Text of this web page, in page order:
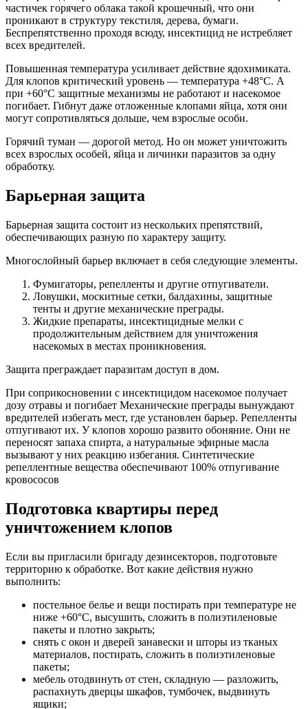
частичек горячего облака такой крошечный, что они
проникают в структуру текстиля, дерева, бумаги.
Беспрепятственно проходя всюду, инсектицид не истребляет
всех вредителей.
Повышенная температура усиливает действие ядохимиката.
Для клопов критический уровень — температура +48°С. А
при +60°С защитные механизмы не работают и насекомое
погибает. Гибнут даже отложенные клопами яйца, хотя они
могут сопротивляться дольше, чем взрослые особи.
Горячий туман — дорогой метод. Но он может уничтожить
всех взрослых особей, яйца и личинки паразитов за одну
обработку.
Барьерная защита
Барьерная защита состоит из нескольких препятствий,
обеспечивающих разную по характеру защиту.
Многослойный барьер включает в себя следующие элементы.
Фумигаторы, репелленты и другие отпугиватели.
Ловушки, москитные сетки, балдахины, защитные
тенты и другие механические преграды.
Жидкие препараты, инсектицидные мелки с
продолжительным действием для уничтожения
насекомых в местах проникновения.
Защита преграждает паразитам доступ в дом.
При соприкосновении с инсектицидом насекомое получает
дозу отравы и погибает Механические преграды вынуждают
вредителей избегать мест, где установлен барьер. Репелленты
отпугивают их. У клопов хорошо развито обоняние. Они не
переносят запаха спирта, а натуральные эфирные масла
вызывают у них реакцию избегания. Синтетические
репеллентные вещества обеспечивают 100% отпугивание
кровососов
Подготовка квартиры перед
уничтожением клопов
Если вы пригласили бригаду дезинсекторов, подготовьте
территорию к обработке. Вот какие действия нужно
выполнить:
постельное белье и вещи постирать при температуре не
ниже +60°С, высушить, сложить в полиэтиленовые
пакеты и плотно закрыть;
снять с окон и дверей занавески и шторы из тканых
материалов, постирать, сложить в полиэтиленовые
пакеты;
мебель отодвинуть от стен, складную — разложить,
распахнуть дверцы шкафов, тумбочек, выдвинуть
ящики;